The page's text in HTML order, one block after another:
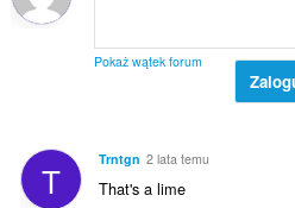
Pokaż wątek forum
T Trntgn 2 lata temu
That's a lime